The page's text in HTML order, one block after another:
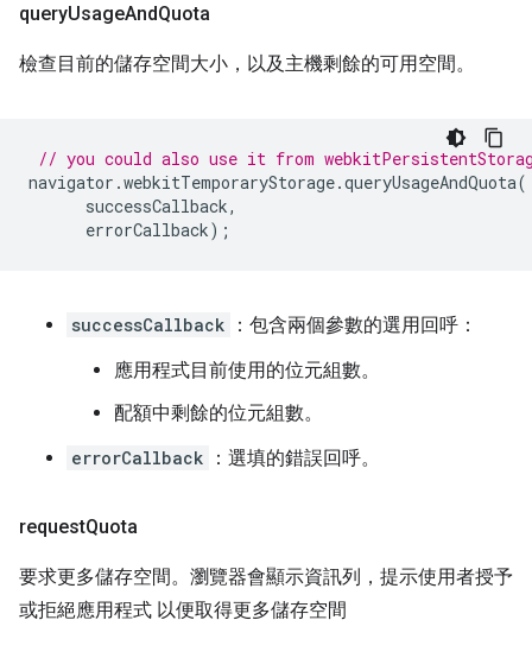
queryUsageAndQuota
檢查目前的儲存空間大小，以及主機剩餘的可用空間。
// you could also use it from
navigator .webkitTemporaryStorage.queryUsageAndQuota(
successCallback,
errorCallback);
successCallback
：包含兩個參數的選用回呼：
應用程式目前使用的位元組數。
配額中剩餘的位元組數。
errorCallback ：選填的錯誤回呼。
requestQuota
要求更多儲存空間。瀏覽器會顯示資訊列，提示使用者授予
或拒絕應用程式 以便取得更多儲存空間